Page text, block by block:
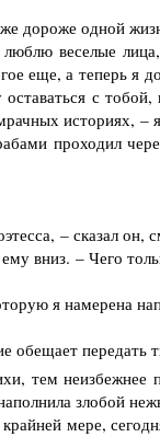
одной
веселые
еще, а теперь я
с
историях, –
проходил
– сказал он,
вниз. – Чего
я намерена
передать
тем
злобой
мере,